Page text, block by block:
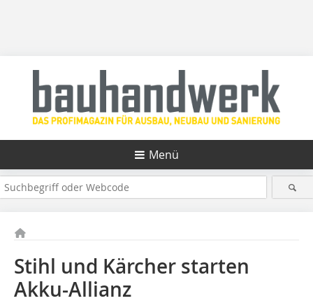
Menü
Stihl und Kärcher starten
Akku-Allianz